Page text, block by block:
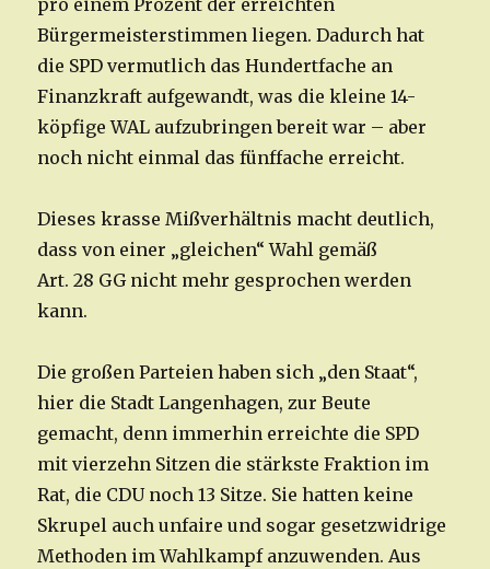
pro einem Prozent der erreichten
Bürgermeisterstimmen liegen. Dadurch hat
die SPD vermutlich das Hundertfache an
Finanzkraft aufgewandt, was die kleine 14-
köpfige WAL aufzubringen bereit war – aber
noch nicht einmal das fünffache erreicht.
Dieses krasse Mißverhältnis macht deutlich,
dass von einer „gleichen“ Wahl gemäß
Art. 28 GG nicht mehr gesprochen werden
kann.
Die großen Parteien haben sich „den Staat“,
hier die Stadt Langenhagen, zur Beute
gemacht, denn immerhin erreichte die SPD
mit vierzehn Sitzen die stärkste Fraktion im
Rat, die CDU noch 13 Sitze. Sie hatten keine
Skrupel auch unfaire und sogar gesetzwidrige
Methoden im Wahlkampf anzuwenden. Aus